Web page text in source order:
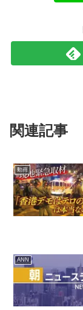
関連記事
動画
ANN